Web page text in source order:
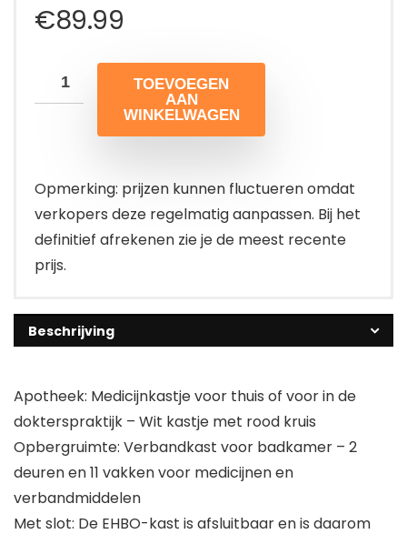
€89.99
TOEVOEGEN
AAN
WINKELWAGEN
Opmerking: prijzen kunnen fluctueren omdat
verkopers deze regelmatig aanpassen. Bij het
definitief afrekenen zie je de meest recente
prijs.
Beschrijving
Apotheek: Medicijnkastje voor thuis of voor in de
dokterspraktijk – Wit kastje met rood kruis
Opbergruimte: Verbandkast voor badkamer – 2
deuren en 11 vakken voor medicijnen en
verbandmiddelen
Met slot: De EHBO-kast is afsluitbaar en is daarom